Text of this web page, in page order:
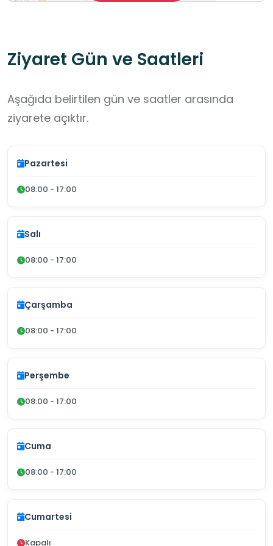
Ziyaret Gün ve Saatleri
Aşağıda belirtilen gün ve saatler arasında
ziyarete açıktır.
Pazartesi
08:00 - 17:00
Salı
08:00 - 17:00
Çarşamba
08:00 - 17:00
Perşembe
08:00 - 17:00
Cuma
08:00 - 17:00
Cumartesi
Kapalı